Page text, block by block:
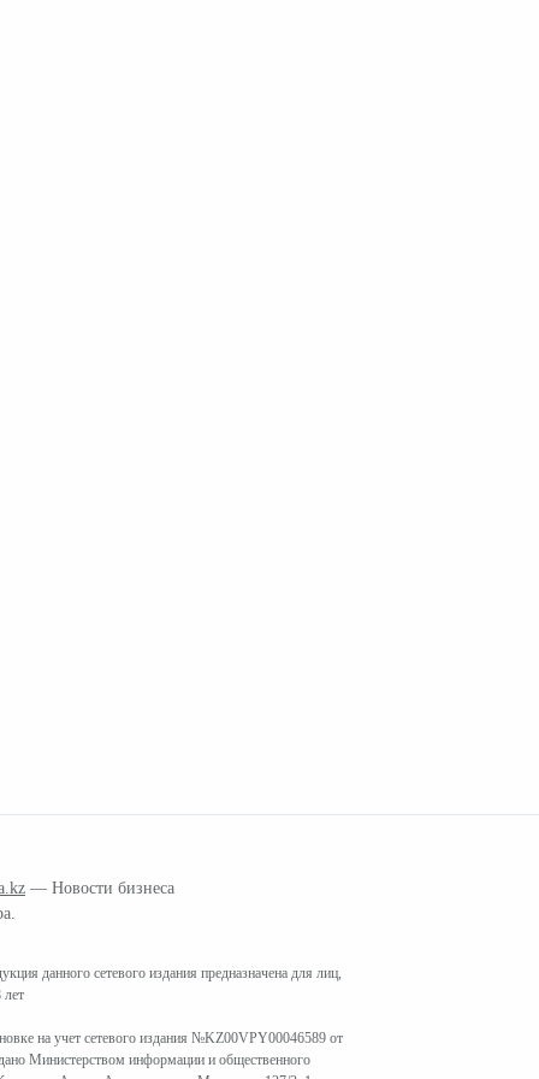
— Новости бизнеса
данного сетевого издания предназначена для лиц,
лет
на учет сетевого издания №KZ00VPY00046589 от
Министерством информации и общественного